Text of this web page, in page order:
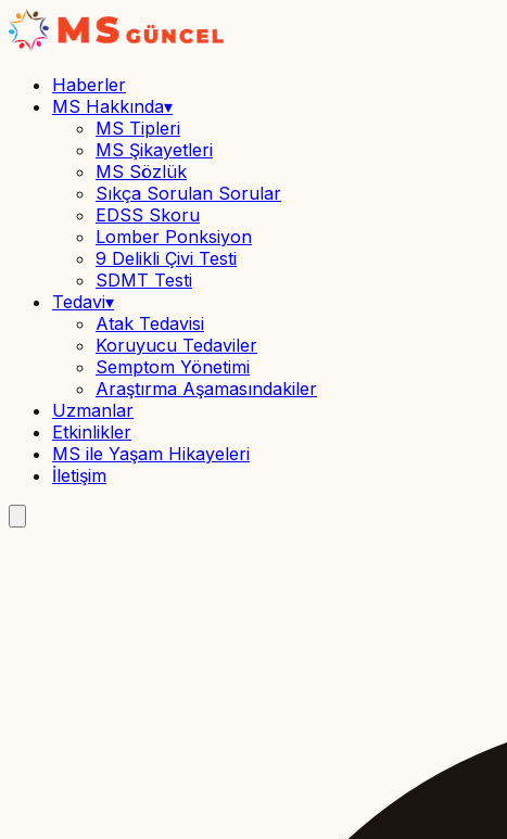
Haberler
MS Hakkında▾
MS Tipleri
MS Şikayetleri
MS Sözlük
Sıkça Sorulan Sorular
EDSS Skoru
Lomber Ponksiyon
9 Delikli Çivi Testi
SDMT Testi
Tedavi▾
Atak Tedavisi
Koruyucu Tedaviler
Semptom Yönetimi
Araştırma Aşamasındakiler
Uzmanlar
Etkinlikler
MS ile Yaşam Hikayeleri
İletişim